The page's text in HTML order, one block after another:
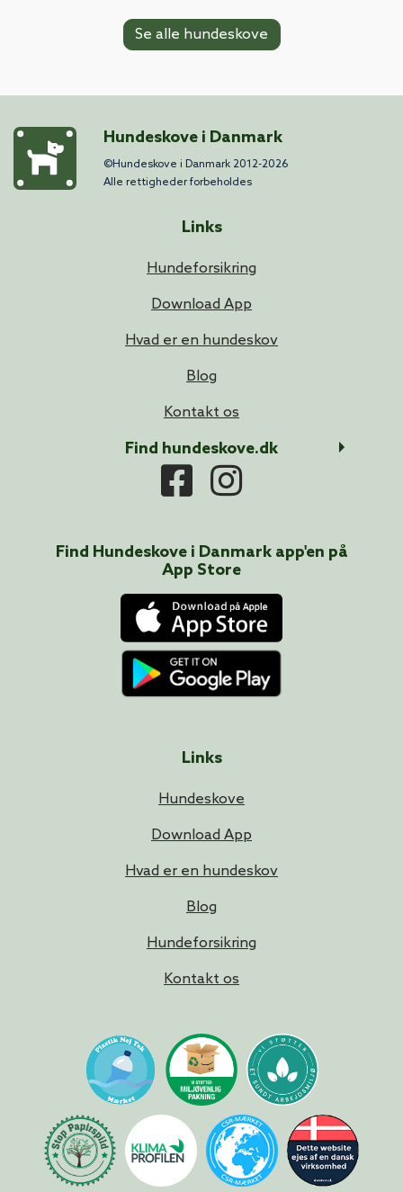
Se alle hundeskove
Hundeskove i Danmark
©Hundeskove i Danmark 2012-2026
Alle rettigheder forbeholdes
Links
Hundeskove
Download App
Hvad er en hundeskov
Blog
Hundeforsikring
Kontakt os
Links
Hundeforsikring
Download App
Hvad er en hundeskov
Blog
Kontakt os
Find hundeskove.dk
Find Hundeskove i Danmark app'en på
App Store